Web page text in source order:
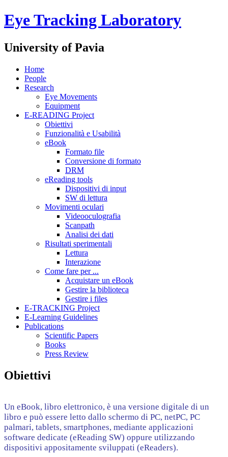
Eye Tracking Laboratory
University of Pavia
Home
People
Research
Eye Movements
Equipment
E-READING Project
Obiettivi
Funzionalità e Usabilità
eBook
Formato file
Conversione di formato
DRM
eReading tools
Dispositivi di input
SW di lettura
Movimenti oculari
Videooculografia
Scanpath
Analisi dei dati
Risultati sperimentali
Lettura
Interazione
Come fare per ...
Acquistare un eBook
Gestire la biblioteca
Gestire i files
E-TRACKING Project
E-Learning Guidelines
Publications
Scientific Papers
Books
Press Review
Obiettivi
Un eBook, libro elettronico, è una versione digitale di un
libro e può essere letto dallo schermo di PC, netPC, PC
palmari, tablets, smartphones, mediante applicazioni
software dedicate (eReading SW) oppure utilizzando
dispositivi appositamente sviluppati (eReaders).